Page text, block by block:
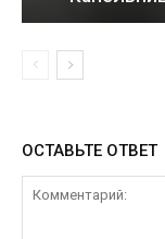
ОСТАВЬТЕ ОТВЕТ